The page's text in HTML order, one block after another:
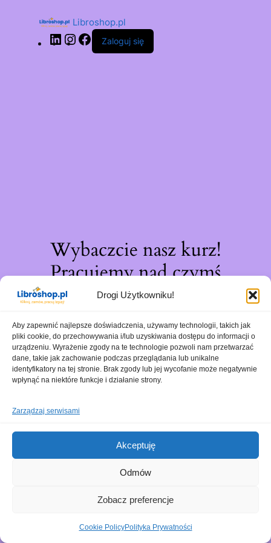
Drogi Użytkowniku!
Aby zapewnić najlepsze doświadczenia, używamy technologii, takich jak
pliki cookie, do przechowywania i/lub uzyskiwania dostępu do informacji o
urządzeniu. Wyrażenie zgody na te technologie pozwoli nam przetwarzać
dane, takie jak zachowanie podczas przeglądania lub unikalne
identyfikatory na tej stronie. Brak zgody lub jej wycofanie może negatywnie
wpłynąć na niektóre funkcje i działanie strony.
Zarządzaj serwisami
Akceptuję
Odmów
Zobacz preferencje
Cookie PolicyPolityka Prywatności
Libroshop.pl
Zaloguj się
Wybaczcie nasz kurz!
Pracujemy nad czymś
niesamowitym – sprawdź
wkrótce!